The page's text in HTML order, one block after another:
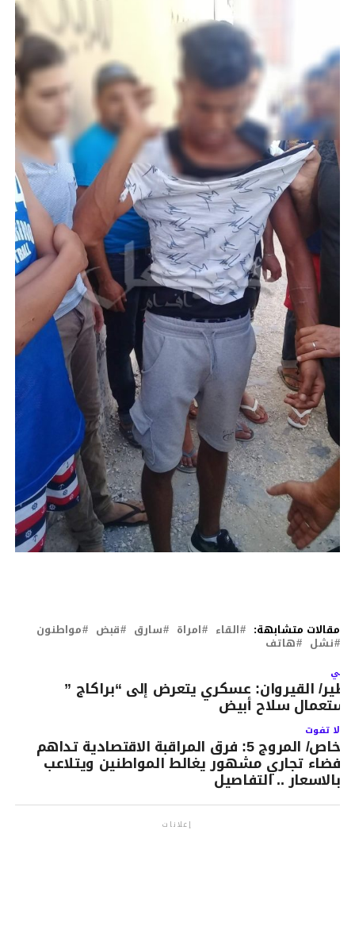
مقالات متشابهة: القاء امراة سارق قبض مواطنون
نشل هاتف
القيروان: عسكري يتعرض إلى “براكاج ”
سلاح أبيض
لا تفوت
خاص/ المروج 5: فرق المراقبة الاقتصادية تداهم
فضاء تجاري مشهور يغالط المواطنين ويتلاعب
بالاسعار .. التفاصيل
إعلانات